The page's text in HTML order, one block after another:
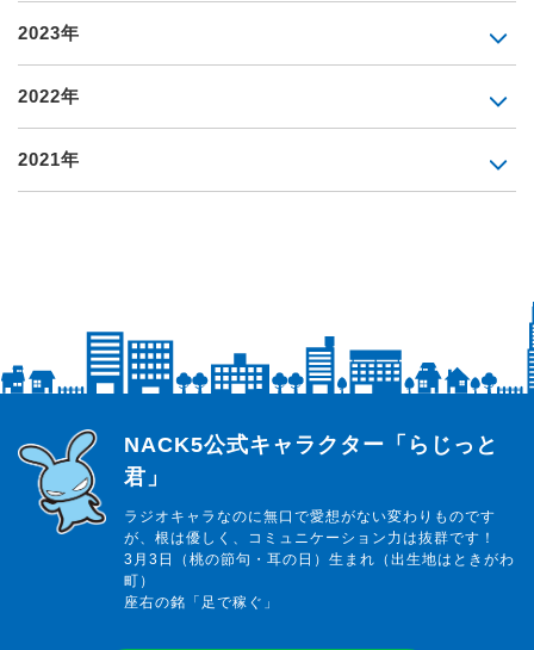
2023年
2022年
2021年
らじっと君
NACK5公式キャラクター「らじっと
君」
ラジオキャラなのに無口で愛想がない変わりものです
が、根は優しく、コミュニケーション力は抜群です！
3月3日（桃の節句・耳の日）生まれ（出生地はときがわ
町）
座右の銘「足で稼ぐ」